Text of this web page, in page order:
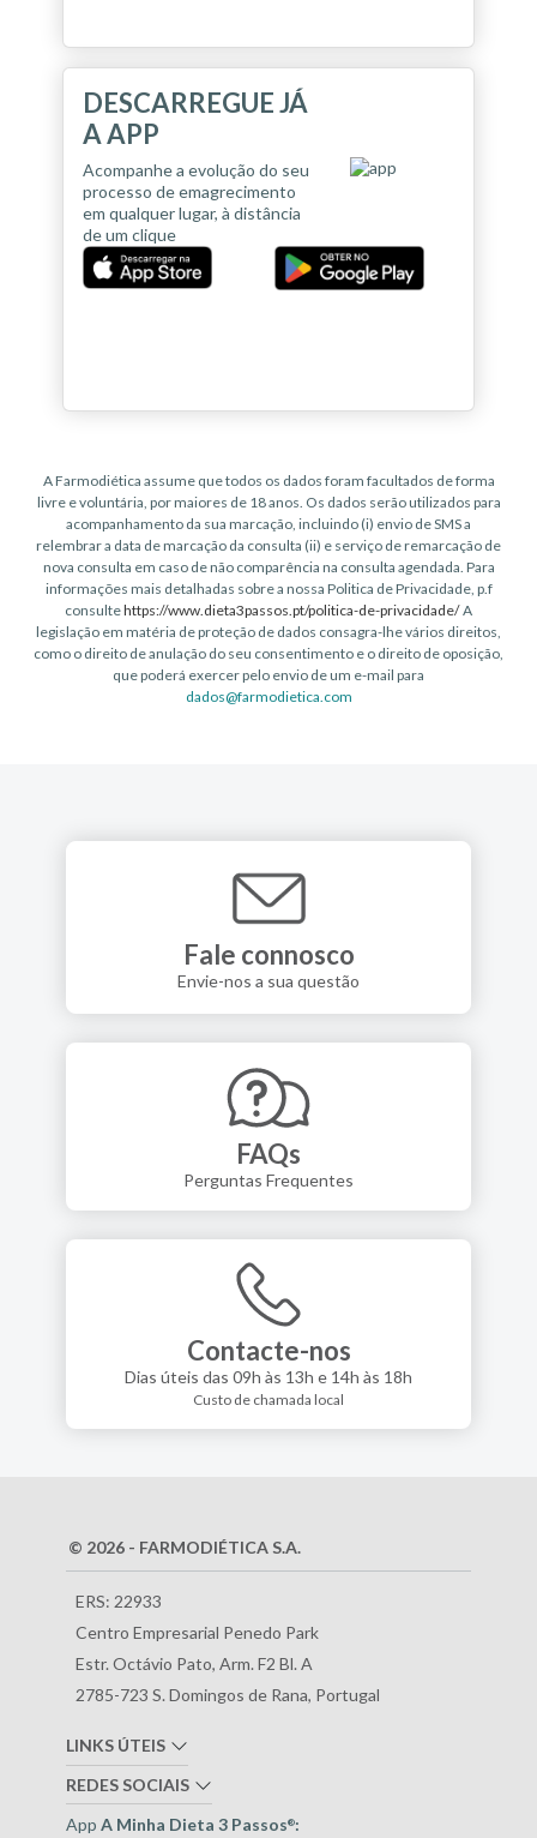
DESCARREGUE JÁ
A APP
Acompanhe a evolução do seu
processo de emagrecimento
em qualquer lugar, à distância
de um clique
A Farmodiética assume que todos os dados foram facultados de forma
livre e voluntária, por maiores de 18 anos. Os dados serão utilizados para
acompanhamento da sua marcação, incluindo (i) envio de SMS a
relembrar a data de marcação da consulta (ii) e serviço de remarcação de
nova consulta em caso de não comparência na consulta agendada. Para
informações mais detalhadas sobre a nossa Politica de Privacidade, p.f
consultehttps://www.dieta3passos.pt/politica-de-privacidade/ A
legislação em matéria de proteção de dados consagra-lhe vários direitos,
como o direito de anulação do seu consentimento e o direito de oposição,
que poderá exercer pelo envio de um e-mail para
dados@farmodietica.com
Fale connosco
Envie-nos a sua questão
FAQs
Perguntas Frequentes
Contacte-nos
Dias úteis das 09h às 13h e 14h às 18h
Custo de chamada local
© 2026 - FARMODIÉTICA S.A.
ERS: 22933
Centro Empresarial Penedo Park
Estr. Octávio Pato, Arm. F2 Bl. A
2785-723 S. Domingos de Rana, Portugal
LINKS ÚTEIS
REDES SOCIAIS
App A Minha Dieta 3 Passos®: